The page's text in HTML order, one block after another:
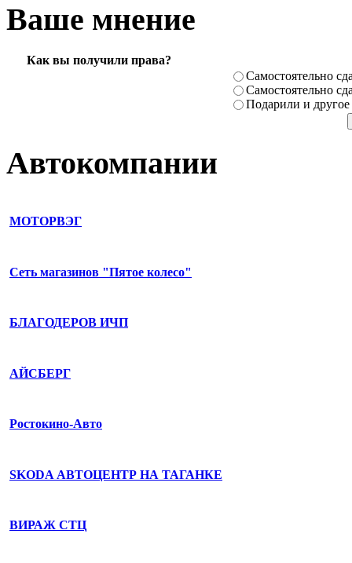
Ваше мнение
Как вы получили права?
Самостоя­тельно
Самостоя­тельно
Подарили­ и другое
Автокомпании
МОТОРВЭГ
Сеть магазинов "Пятое колесо"
БЛАГОДЕРОВ ИЧП
АЙСБЕРГ
Ростокино-Авто
SKODA АВТОЦЕНТР НА ТАГАНКЕ
ВИРАЖ СТЦ